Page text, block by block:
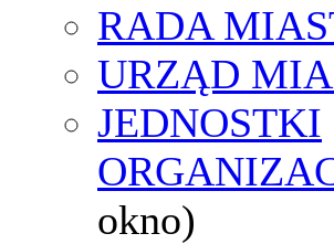
RADA
URZĄD
JEDNOSTKI
okno)